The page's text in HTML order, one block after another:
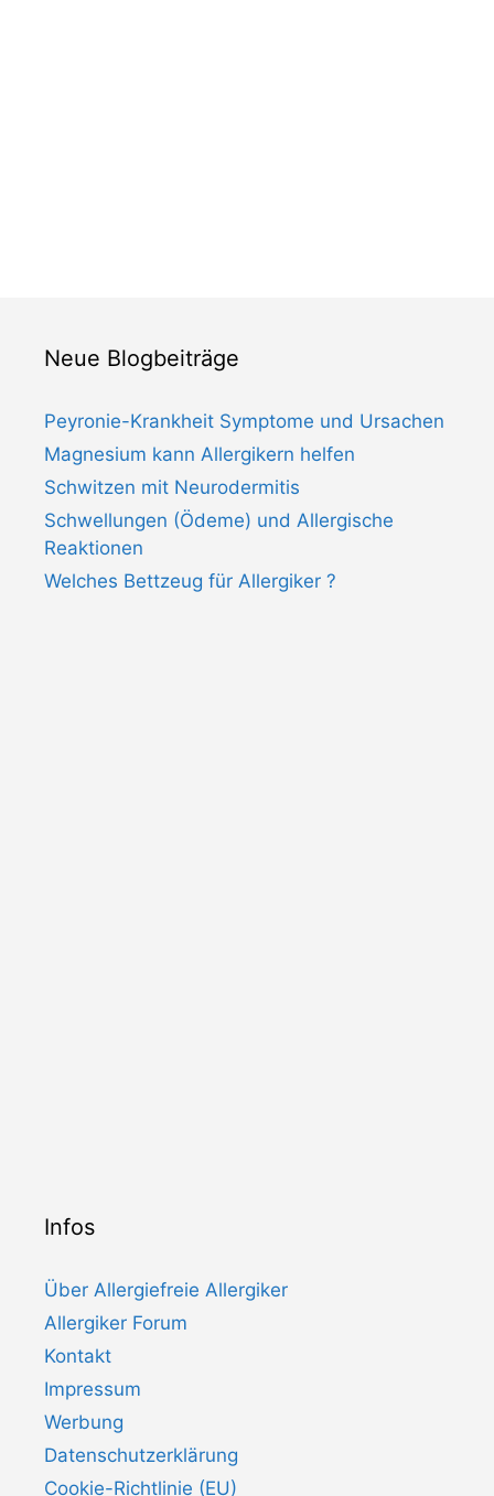
Neue Blogbeiträge
Peyronie-Krankheit Symptome und Ursachen
Magnesium kann Allergikern helfen
Schwitzen mit Neurodermitis
Schwellungen (Ödeme) und Allergische
Reaktionen
Welches Bettzeug für Allergiker ?
Infos
Über Allergiefreie Allergiker
Allergiker Forum
Kontakt
Impressum
Werbung
Datenschutzerklärung
Cookie-Richtlinie (EU)